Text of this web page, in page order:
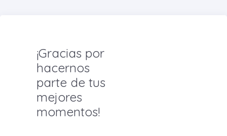
¡Gracias por
hacernos
parte de tus
mejores
momentos!